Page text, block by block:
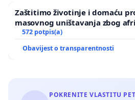
Zaštitimo životinje i domaću
masovnog uništavanja zbog
572 potpis(a)
Obavijest o transparentnosti
POKRENITE VLASTITU